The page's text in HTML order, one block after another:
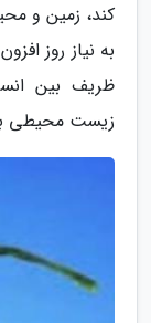
کند، زمین و
به نیاز روز
ظریف بین
زیست محیطی